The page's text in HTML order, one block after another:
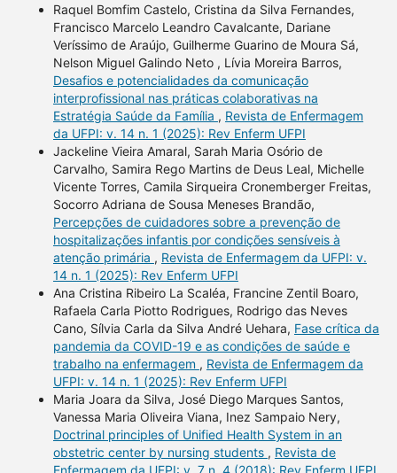
Raquel Bomfim Castelo, Cristina da Silva Fernandes,
Francisco Marcelo Leandro Cavalcante, Dariane
Veríssimo de Araújo, Guilherme Guarino de Moura Sá,
Nelson Miguel Galindo Neto , Lívia Moreira Barros,
Desafios e potencialidades da comunicação
interprofissional nas práticas colaborativas na
Estratégia Saúde da Família , Revista de Enfermagem
da UFPI: v. 14 n. 1 (2025): Rev Enferm UFPI
Jackeline Vieira Amaral, Sarah Maria Osório de
Carvalho, Samira Rego Martins de Deus Leal, Michelle
Vicente Torres, Camila Sirqueira Cronemberger Freitas,
Socorro Adriana de Sousa Meneses Brandão,
Percepções de cuidadores sobre a prevenção de
hospitalizações infantis por condições sensíveis à
atenção primária , Revista de Enfermagem da UFPI: v.
14 n. 1 (2025): Rev Enferm UFPI
Ana Cristina Ribeiro La Scaléa, Francine Zentil Boaro,
Rafaela Carla Piotto Rodrigues, Rodrigo das Neves
Cano, Sílvia Carla da Silva André Uehara, Fase crítica da
pandemia da COVID-19 e as condições de saúde e
trabalho na enfermagem , Revista de Enfermagem da
UFPI: v. 14 n. 1 (2025): Rev Enferm UFPI
Maria Joara da Silva, José Diego Marques Santos,
Vanessa Maria Oliveira Viana, Inez Sampaio Nery,
Doctrinal principles of Unified Health System in an
obstetric center by nursing students , Revista de
Enfermagem da UFPI: v. 7 n. 4 (2018): Rev Enferm UFPI